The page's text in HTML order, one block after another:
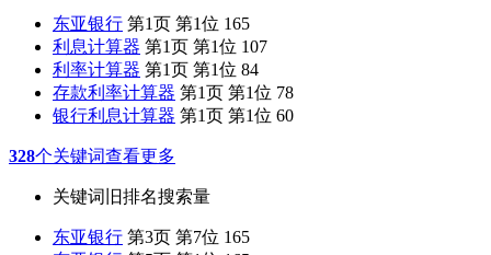
东亚银行 第1页 第1位 165
利息计算器 第1页 第1位 107
利率计算器 第1页 第1位 84
存款利率计算器 第1页 第1位 78
银行利息计算器 第1页 第1位 60
328个关键词查看更多
关键词 旧排名搜索量
东亚银行 第3页 第7位 165